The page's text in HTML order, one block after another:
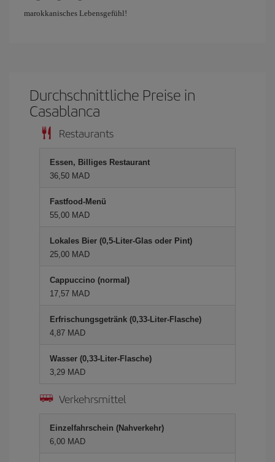
marokkanisches Lebensgefühl!
Durchschnittliche Preise in
Casablanca
Restaurants
Essen, Billiges Restaurant
36,50 MAD
Fastfood-Menü
55,00 MAD
Lokales Bier (0,5-Liter-Glas oder Pint)
25,00 MAD
Cappuccino (normal)
17,57 MAD
Erfrischungsgetränk (0,33-Liter-Flasche)
4,87 MAD
Wasser (0,33-Liter-Flasche)
3,29 MAD
Verkehrsmittel
Einzelfahrschein (Nahverkehr)
6,00 MAD